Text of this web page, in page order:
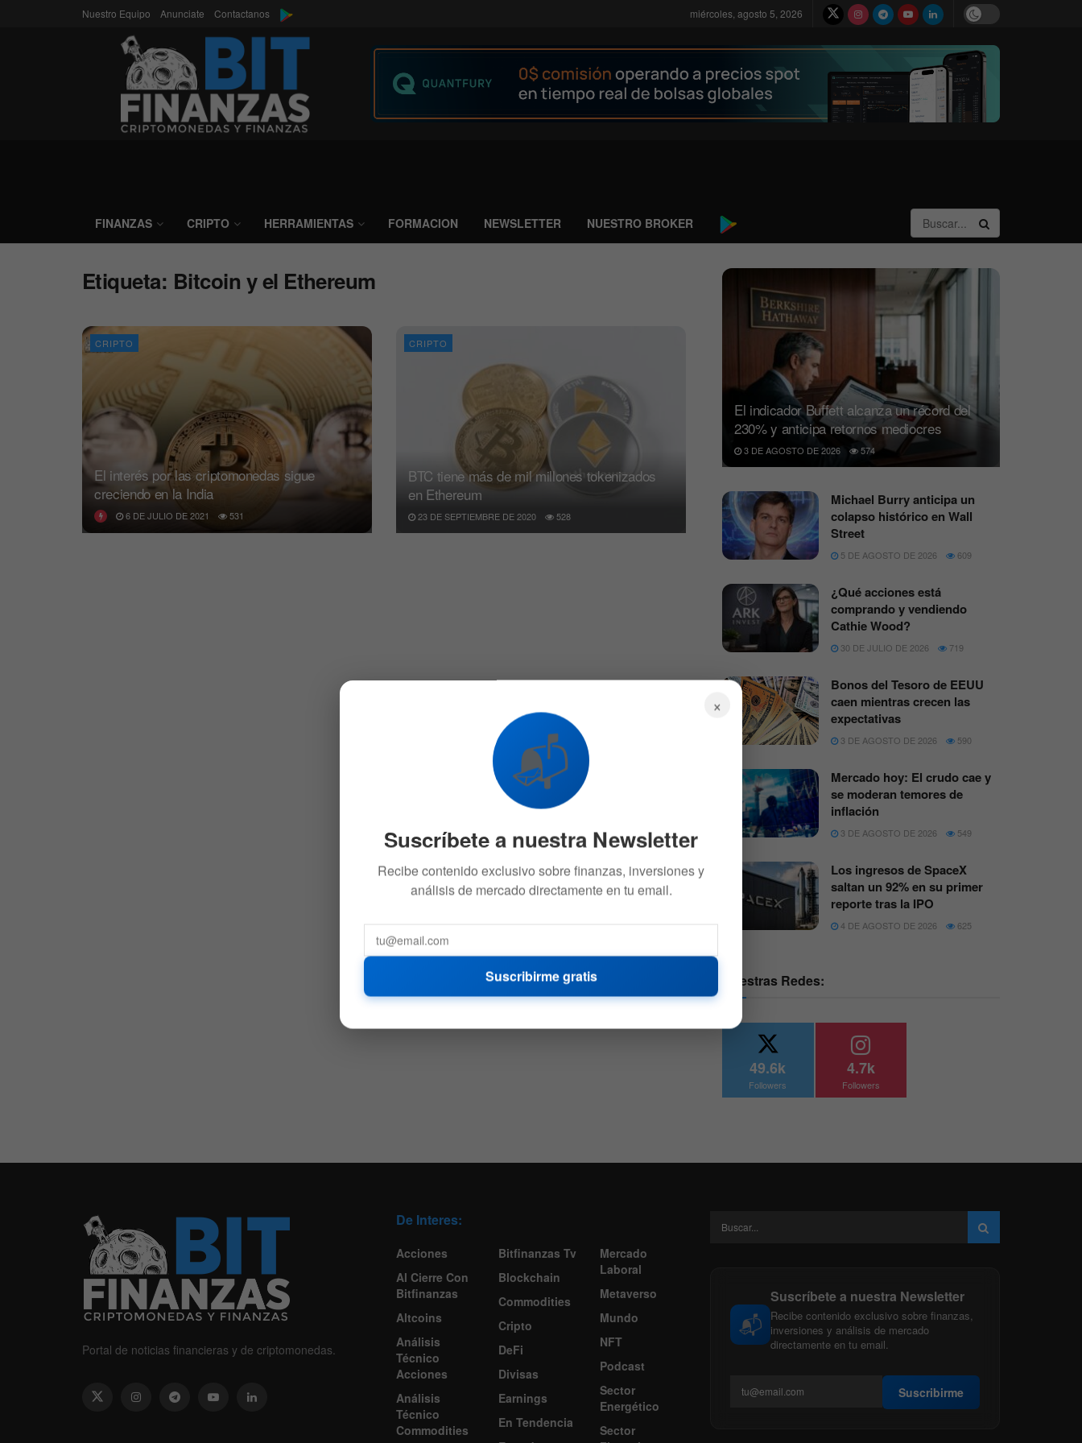
Nuestro Equipo Anunciate Contactanos miércoles, agosto 5, 2026
FINANZAS CRIPTO HERRAMIENTAS FORMACION NEWSLETTER NUESTRO BROKER
Etiqueta: Bitcoin y el Ethereum
CRIPTO
El interés por las criptomonedas sigue
creciendo en la India
6 DE JULIO DE 2021 531
CRIPTO
BTC tiene más de mil millones tokenizados
en Ethereum
23 DE SEPTIEMBRE DE 2020 528
El indicador Buffett alcanza un récord del
230% y anticipa retornos mediocres
3 DE AGOSTO DE 2026 574
Michael Burry anticipa un
colapso histórico en Wall
Street
5 DE AGOSTO DE 2026 609
¿Qué acciones está
comprando y vendiendo
Cathie Wood?
30 DE JULIO DE 2026 719
Bonos del Tesoro de EEUU
caen mientras crecen las
expectativas
3 DE AGOSTO DE 2026 590
Mercado hoy: El crudo cae y
se moderan temores de
inflación
3 DE AGOSTO DE 2026 549
Los ingresos de SpaceX
saltan un 92% en su primer
reporte tras la IPO
4 DE AGOSTO DE 2026 625
Nuestras Redes:
49.6k
Followers
4.7k
Followers
Portal de noticias financieras y de criptomonedas.
De Interes:
Acciones
Al Cierre Con
Bitfinanzas
Altcoins
Análisis
Técnico
Acciones
Análisis
Técnico
Commodities
Bitfinanzas Tv
Blockchain
Commodities
Cripto
DeFi
Divisas
Earnings
En Tendencia
Mercado
Laboral
Metaverso
Mundo
NFT
Podcast
Sector
Energético
Sector
📬
Suscríbete a nuestra Newsletter
Recibe contenido exclusivo sobre finanzas,
inversiones y análisis de mercado
directamente en tu email.
Suscribirme
×
📬
Suscríbete a nuestra Newsletter
Recibe contenido exclusivo sobre finanzas, inversiones y
análisis de mercado directamente en tu email.
Suscribirme gratis